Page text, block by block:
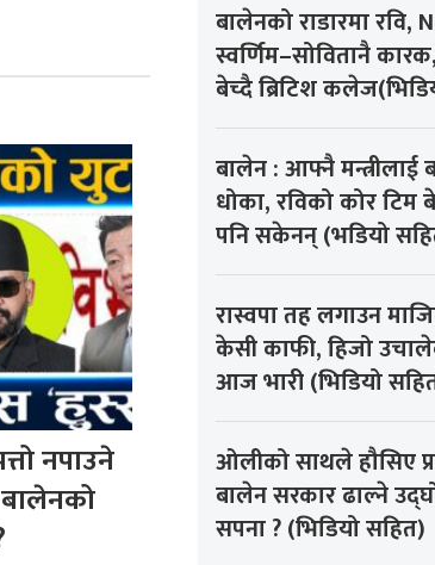
नपाउने
बालेनको राडारमा
स्वर्णिम–सोवितानै
बेच्दै ब्रिटिश
बालेन : आफ्नै मन्त्रीलाई
धोका, रविको कोर टिम
पनि सकेनन् (भडियो
रास्वपा तह लगाउन
केसी काफी, हिजो
आज भारी (भिडियो
ओलीको साथले हौसिए
बालेन सरकार ढाल्ने
सपना ? (भिडियो सहित)